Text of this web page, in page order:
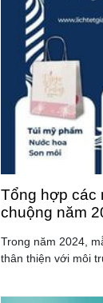
Tổng hợp các
chuộng năm
Trong năm 2024,
thân thiện với môi